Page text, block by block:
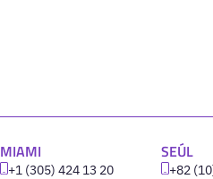
MIAMI
+1 (305) 424 13 20
SEÚL
+82